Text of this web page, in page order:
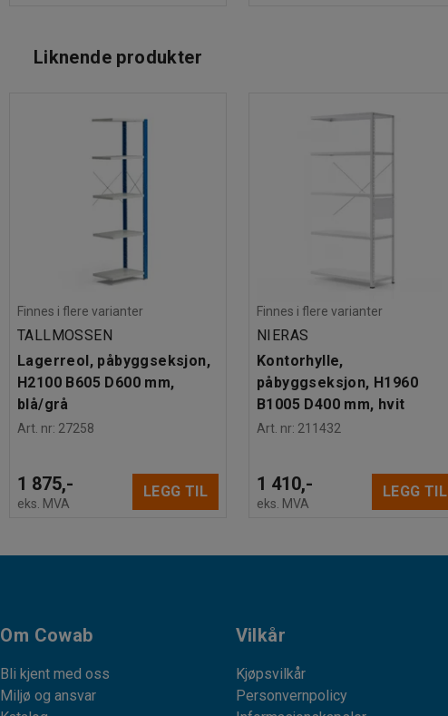
Liknende produkter
Finnes i flere varianter
TALLMOSSEN
Lagerreol, påbyggseksjon,
H2100 B605 D600 mm,
blå/grå
Art. nr: 27258
1 875,-
eks. MVA
LEGG TIL
Finnes i flere varianter
NIERAS
Kontorhylle,
påbyggseksjon, H1960
B1005 D400 mm, hvit
Art. nr: 211432
1 410,-
eks. MVA
LEGG TIL
Om Cowab
Bli kjent med oss
Miljø og ansvar
Vilkår
Kjøpsvilkår
Personvernpolicy